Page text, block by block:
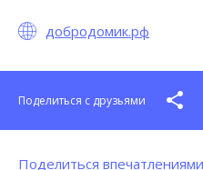
добродомик.рф
Поделиться с друзьями
Поделиться впечатлениями
Ваш комментарий*